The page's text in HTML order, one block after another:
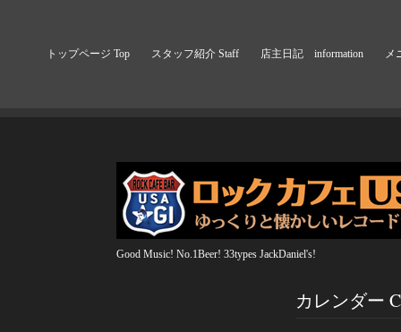
トップページ Top スタッフ紹介 Staff 店主日記 information メ
Good Music! No.1Beer! 33types JackDaniel's!
カレンダー